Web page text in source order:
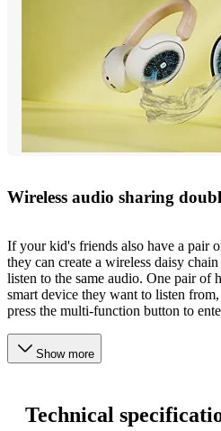
Wireless audio sharing
If your kid's friends also have a pair
they can create a wireless daisy
listen to the same audio. One pair of
smart device they want to listen
press the multi-function button to
Show more
Technical